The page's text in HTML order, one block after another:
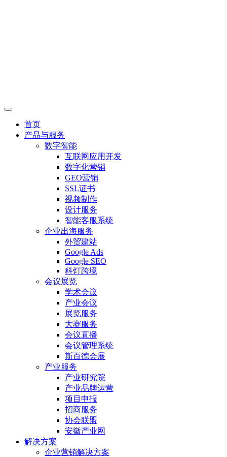
首页
产品与服务
数字智能
互联网应用开发
数字化营销
GEO营销
SSL证书
视频制作
设计服务
智能客服系统
企业出海服务
外贸建站
Google Ads
Google SEO
科灯跨境
会议展览
学术会议
产业会议
展览服务
大赛服务
会议直播
会议管理系统
斯百德会展
产业服务
产业研究院
产业品牌运营
项目申报
招商服务
协会联盟
安徽产业网
解决方案
企业营销解决方案